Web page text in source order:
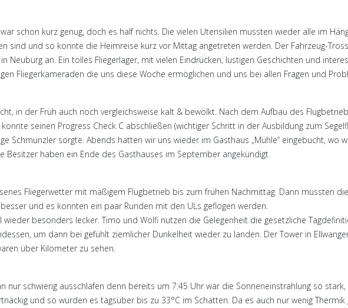
schon kurz genug, doch es half nichts. Die vielen Utensilien mussten wieder alle im
sind und so konnte die Heimreise kurz vor Mittag angetreten werden. Der Fahrzeug-
Neuburg an. Ein tolles Fliegerlager, mit vielen Eindrücken, lustigen Geschichten und
Fliegerkameraden die uns diese Woche ermöglichen und uns bei allen Fragen und
in der Früh auch noch vergleichsweise kalt & bewölkt. Nach dem Aufbau des
seinen Progress Check C abschließen (wichtiger Schritt in der Ausbildung zum
Schmunzler sorgte. Abends hatten wir uns wieder im Gasthaus „Mühle“ eingebucht,
Besitzer haben ein Ende des Gasthauses im September angekündigt.
Fliegerwetter mit mäßigem Flugbetrieb bis zum frühen Nachmittag. Dann mussten
und es konnten ein paar Runden mit den ULs geflogen werden.
wieder besonders lecker. Timo und Wolfi nutzen die Gelegenheit die gesetzliche
um dann bei gefühlt ziemlicher Dunkelheit wieder zu landen. Der Tower in
über Kilometer zu sehen.
nur schwierig ausschlafen denn bereits um 7:45 Uhr war die Sonneneinstrahlung so
und so wurden es tagsüber bis zu 33°C im Schatten. Da es auch nur wenig